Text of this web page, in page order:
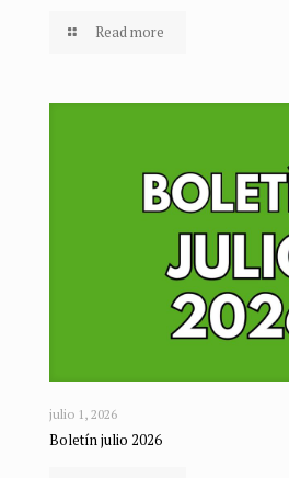
Read more
julio 1, 2026
Boletín julio 2026